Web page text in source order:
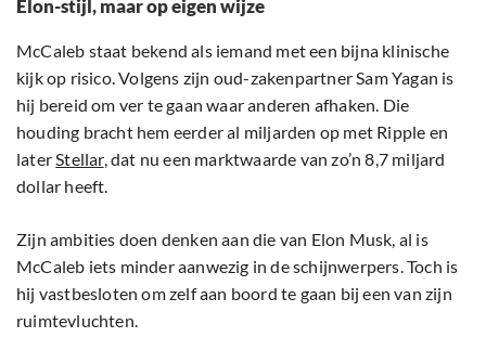
Elon-stijl, maar op eigen wijze
McCaleb staat bekend als iemand met een bijna klinische
kijk op risico. Volgens zijn oud-zakenpartner Sam Yagan is
hij bereid om ver te gaan waar anderen afhaken. Die
houding bracht hem eerder al miljarden op met Ripple en
laterStellar, dat nu een marktwaarde van zo’n 8,7 miljard
dollar heeft.
Zijn ambities doen denken aan die van Elon Musk, al is
McCaleb iets minder aanwezig in de schijnwerpers. Toch is
hij vastbesloten om zelf aan boord te gaan bij een van zijn
ruimtevluchten.